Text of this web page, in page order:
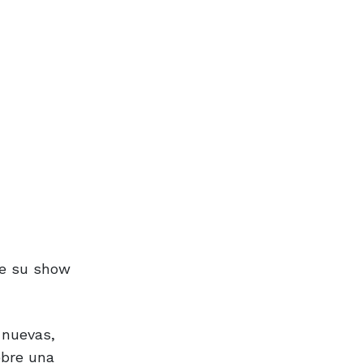
su show
una